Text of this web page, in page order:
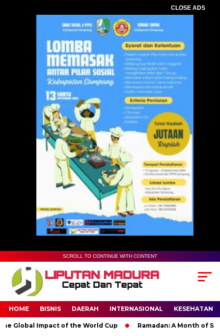
CLOSE ADS
SCROLL TO CONTINUE WITH CONTENT
HOME BISNIS DAERAH INTERNASIONAL KESEHATAN
Global Impact of the World Cup Ramadan: A Month of